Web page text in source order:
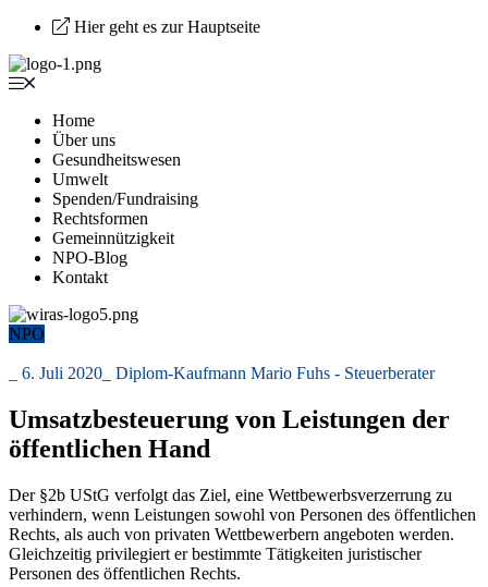
Hier geht es zur Hauptseite
Home
Über uns
Gesundheitswesen
Umwelt
Spenden/Fundraising
Rechtsformen
Gemeinnützigkeit
NPO-Blog
Kontakt
NPO
6. Juli 2020 Diplom-Kaufmann Mario Fuhs - Steuerberater
Umsatzbesteuerung von Leistungen der
öffentlichen Hand
Der §2b UStG verfolgt das Ziel, eine Wettbewerbsverzerrung zu
verhindern, wenn Leistungen sowohl von Personen des öffentlichen
Rechts, als auch von privaten Wettbewerbern angeboten werden.
Gleichzeitig privilegiert er bestimmte Tätigkeiten juristischer
Personen des öffentlichen Rechts.